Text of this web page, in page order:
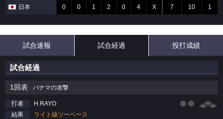
日本 0 0 1 2 0 4 X 7 10 1
試合速報 試合経過 投打成績
試合経過
1回表 パナマの攻撃
打者
H.RAYO
結果
ライト線ツーベース